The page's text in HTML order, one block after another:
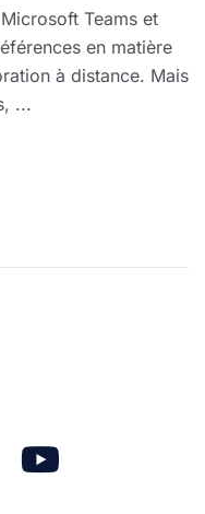
Teams et
en matière
à distance. Mais
...